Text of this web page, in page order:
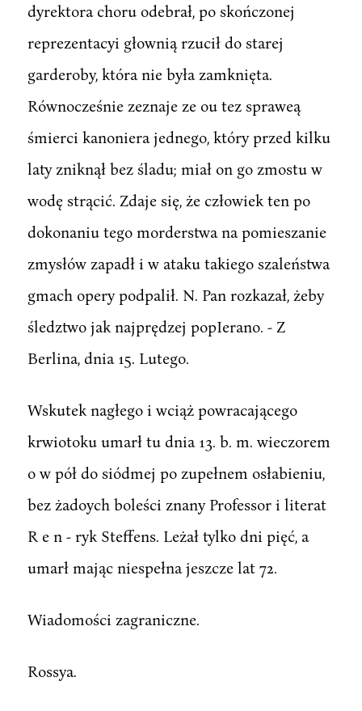
dyrektora choru odebrał, po skończonej
reprezentacyi głownią rzucił do starej
garderoby, która nie była zamknięta.
Równocześnie zeznaje ze ou tez spraweą
śmierci kanoniera jednego, który przed kilku
laty zniknął bez śladu; miał on go zmostu w
wodę strącić. Zdaje się, że człowiek ten po
dokonaniu tego morderstwa na pomieszanie
zmysłów zapadł i w ataku takiego szaleństwa
gmach opery podpalił. N. Pan rozkazał, żeby
śledztwo jak najprędzej popIerano. - Z
Berlina, dnia 15. Lutego.
Wskutek nagłego i wciąż powracającego
krwiotoku umarł tu dnia 13. b. m. wieczorem
o w pół do siódmej po zupełnem osłabieniu,
bez żadoych boleści znany Professor i literat
R e n - ryk Steffens. Leżał tylko dni pięć, a
umarł mając niespełna jeszcze lat 72.
Wiadomości zagraniczne.
Rossya.